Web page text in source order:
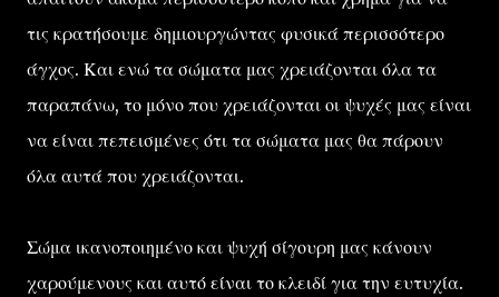
τις κρατήσουμε δημιουργώντας φυσικά περισσότερο
άγχος. Και ενώ τα σώματα μας χρειάζονται όλα τα
παραπάνω, το μόνο που χρειάζονται οι ψυχές μας είναι
να είναι πεπεισμένες ότι τα σώματα μας θα πάρουν
όλα αυτά που χρειάζονται.
Σώμα ικανοποιημένο και ψυχή σίγουρη μας κάνουν
χαρούμενους και αυτό είναι το κλειδί για την ευτυχία.